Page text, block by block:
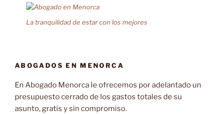
La tranquilidad de estar con los mejores
ABOGADOS EN MENORCA
En Abogado Menorca le ofrecemos por adelantado un
presupuesto cerrado de los gastos totales de su
asunto, gratis y sin compromiso.